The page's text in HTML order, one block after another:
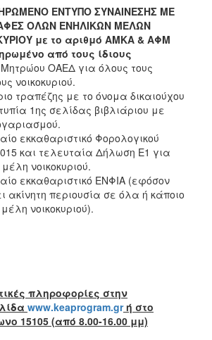
ΕΝΤΥΠΟ ΣΥΝΑΙΝΕΣΗΣ ΜΕ
ΟΛΩΝ ΕΝΗΛΙΚΩΝ ΜΕΛΩΝ
με το αριθμό ΑΜΚΑ & ΑΦΜ
από τους ίδιους
ΟΑΕΔ για όλους τους
νοικοκυριού.
τραπέζης με το όνομα δικαιούχου
1ης σελίδας βιβλιάριου με
εκκαθαριστικό Φορολογικού
και τελευταία Δήλωση Ε1 για
νοικοκυριού.
εκκαθαριστικό ΕΝΦΙΑ (εφόσον
ακίνητη περιουσία σε όλα ή κάποιο
νοικοκυριού).
πληροφορίες στην
www.keaprogram.grή στο
15105 (από 8.00-16.00 μμ)